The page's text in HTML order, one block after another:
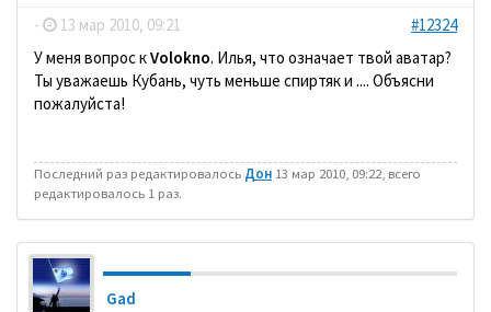
- 13 мар 2010, 09:21
#12324
У меня вопрос кVolokno. Илья, что означает твой аватар?
Ты уважаешь Кубань, чуть меньше спиртяк и .... Объясни
пожалуйста!
Последний раз редактировалось Дон 13 мар 2010, 09:22, всего
редактировалось 1 раз.
Gad